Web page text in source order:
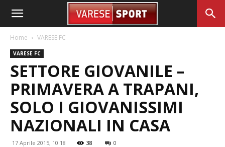
Home VARESE FC
VARESE FC
SETTORE GIOVANILE –
PRIMAVERA A TRAPANI,
SOLO I GIOVANISSIMI
NAZIONALI IN CASA
17 Aprile 2015, 10:18 38 0